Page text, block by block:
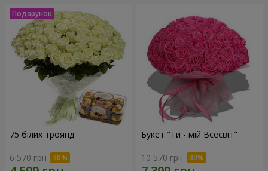
75 білих троянд
6 570 грн
Букет "Ти - мій Всесвіт"
10 570 грн